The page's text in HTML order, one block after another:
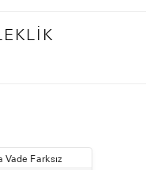
Vade Farksız